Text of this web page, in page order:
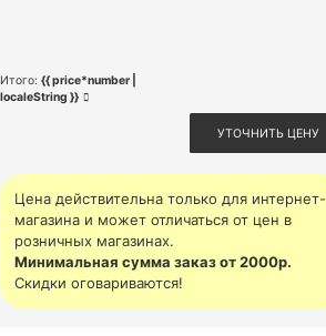
Итого: {{ price*number |
localeString }}
УТОЧНИТЬ ЦЕНУ
Цена действительна только для интернет-
магазина и может отличаться от цен в
розничных магазинах.
Минимальная сумма заказ от 2000р.
Скидки оговариваются!